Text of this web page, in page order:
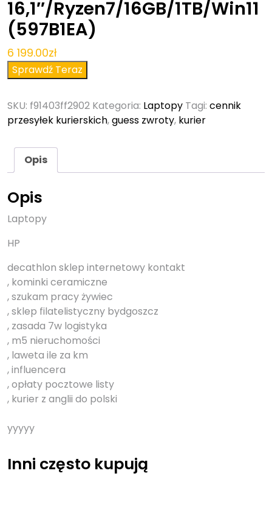
16,1″/Ryzen7/16GB/1TB/Win11
(597B1EA)
6 199.00zł
Sprawdź Teraz
SKU: f91403ff2902 Kategoria: Laptopy Tagi: cennik
przesyłek kurierskich,guess zwroty, kurier
Opis
Opis
Laptopy
HP
decathlon sklep internetowy kontakt
, kominki ceramiczne
, szukam pracy żywiec
, sklep filatelistyczny bydgoszcz
, zasada 7w logistyka
, m5 nieruchomości
, laweta ile za km
, influencera
, opłaty pocztowe listy
, kurier z anglii do polski
yyyyy
Inni często kupują